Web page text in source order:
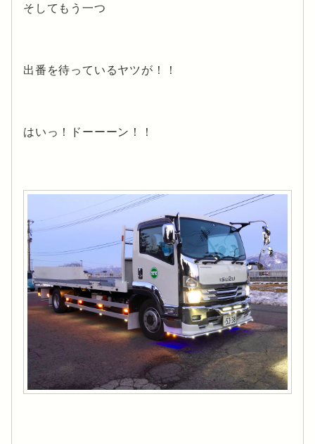
そしてもう一つ
出番を待っているヤツが！！
はいっ！ドーーーン！！